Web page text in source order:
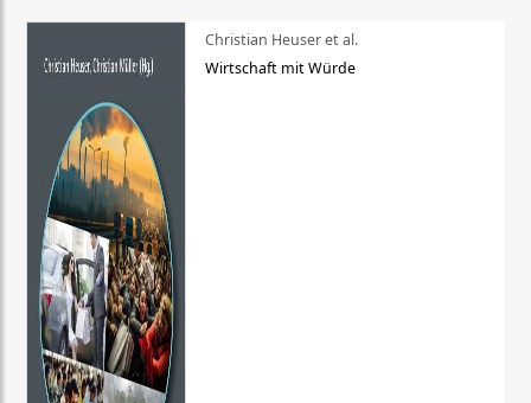
Christian Heuser et al.
Wirtschaft mit Würde